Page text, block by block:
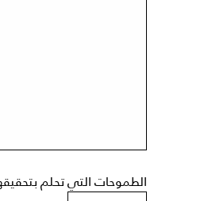
الطموحات التي تحلم